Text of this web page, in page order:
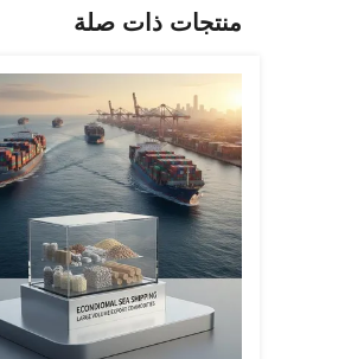
منتجات ذات صلة